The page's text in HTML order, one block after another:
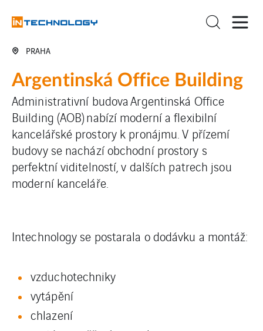
PRAHA
Argentinská Office Building
Administrativní budova Argentinská Office
Building (AOB) nabízí moderní a flexibilní
kancelářské prostory k pronájmu. V přízemí
budovy se nachází obchodní prostory s
perfektní viditelností, v dalších patrech jsou
moderní kanceláře.
Intechnology se postarala o dodávku a montáž:
vzduchotechniky
vytápění
chlazení